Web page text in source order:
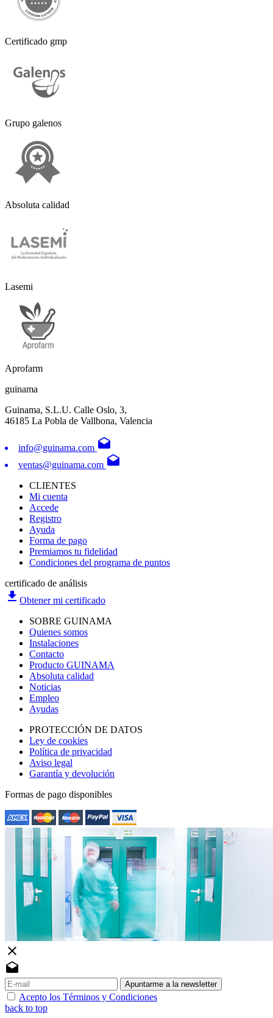
Certificado gmp
Grupo galenos
Absoluta calidad
Lasemi
Aprofarm
guinama
Guinama, S.L.U. Calle Oslo, 3,
46185 La Pobla de Vallbona, Valencia
info@guinama.com drafts
ventas@guinama.com drafts
CLIENTES
Mi cuenta
Accede
Registro
Ayuda
Forma de pago
Premiamos tu fidelidad
Condiciones del programa de puntos
certificado de análisis
file_download Obtener mi certificado
SOBRE GUINAMA
Quienes somos
Instalaciones
Contacto
Producto GUINAMA
Absoluta calidad
Noticias
Empleo
Ayudas
PROTECCIÓN DE DATOS
Ley de cookies
Política de privacidad
Aviso legal
Garantía y devolución
Formas de pago disponibles
close
drafts
Apuntarme a la newsletter
Acepto los Términos y Condiciones
back to top